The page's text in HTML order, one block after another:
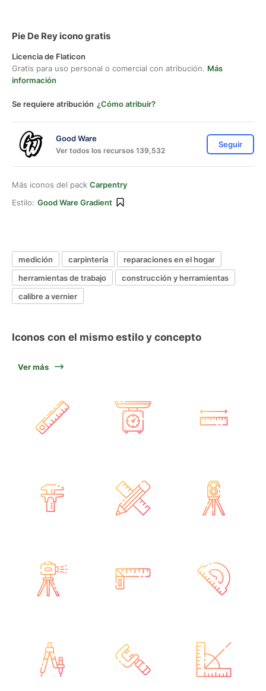
Pie De Rey icono gratis
Licencia de Flaticon
Gratis para uso personal o comercial con atribución. Más
información
Se requiere atribución ¿Cómo atribuir?
Good Ware
Ver todos los recursos 139,532
Seguir
Más iconos del pack Carpentry
Estilo: Good Ware Gradient
medición carpintería
reparaciones en el hogar
herramientas de trabajo
construcción y herramientas
calibre a vernier
Iconos con el mismo estilo y concepto
Ver más